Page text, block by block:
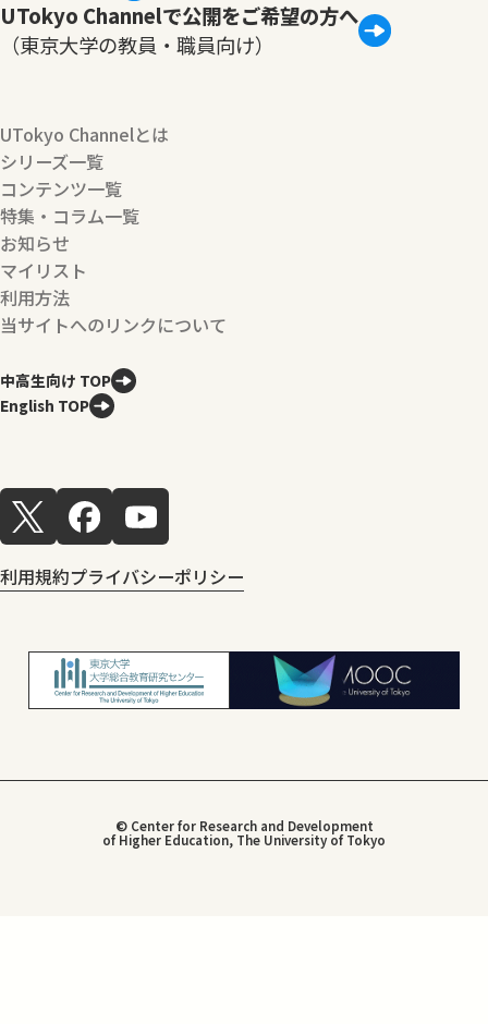
UTokyo Channelで公開をご希望の方へ
（東京大学の教員・職員向け）
UTokyo Channelとは
シリーズ一覧
コンテンツ一覧
特集・コラム一覧
お知らせ
マイリスト
利用方法
当サイトへのリンクについて
中高生向け TOP
English TOP
利用規約プライバシーポリシー
© Center for Research and Development
of Higher Education, The University of Tokyo